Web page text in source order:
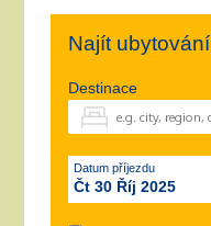
Najít ubytování
Destinace
Datum příjezdu
Čt 30 Říj 2025